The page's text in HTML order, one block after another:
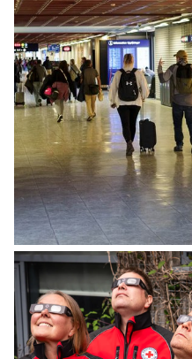
INNLENT
Breytingar í
innleiddar í tveimur